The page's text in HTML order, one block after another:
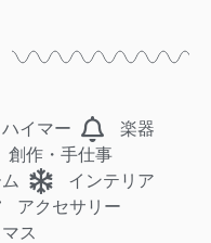
イマー
楽器
創作・手仕事
インテリア
アクセサリー
ス